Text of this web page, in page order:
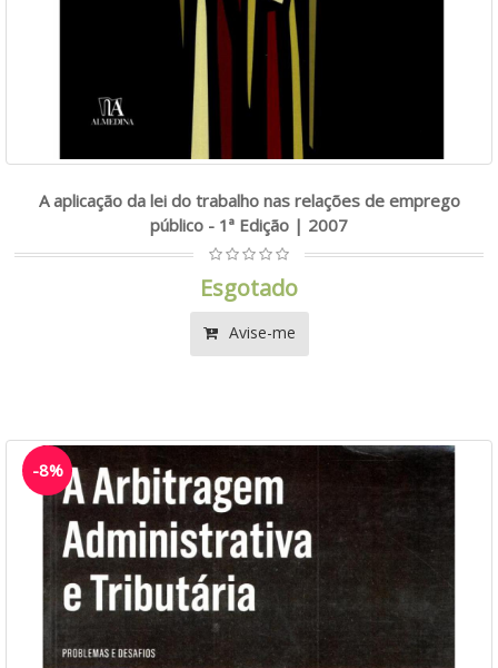
A aplicação da lei do trabalho nas relações de emprego
público - 1ª Edição | 2007
Esgotado
Avise-me
-8%